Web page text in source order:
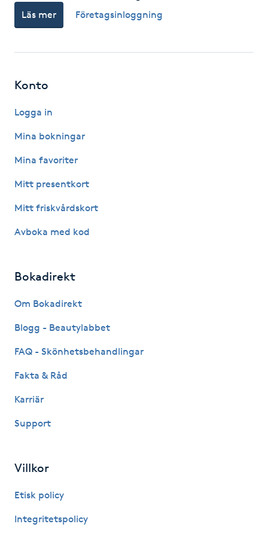
IPL hårborttagning
IR-massage
Katun fransar
Kinesiologi
Kiropraktik
Klippning
Koppningsmassage
Läs mer Företagsinloggning
Konto
Logga in
Mina bokningar
Mina favoriter
Mitt presentkort
Mitt friskvårdskort
Avboka med kod
Bokadirekt
Om Bokadirekt
Blogg - Beautylabbet
FAQ - Skönhetsbehandlingar
Fakta & Råd
Karriär
Support
Villkor
Etisk policy
Integritetspolicy